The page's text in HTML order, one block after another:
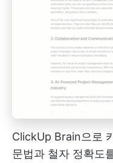
ClickUp Brain으로
문법과 철자 정확도